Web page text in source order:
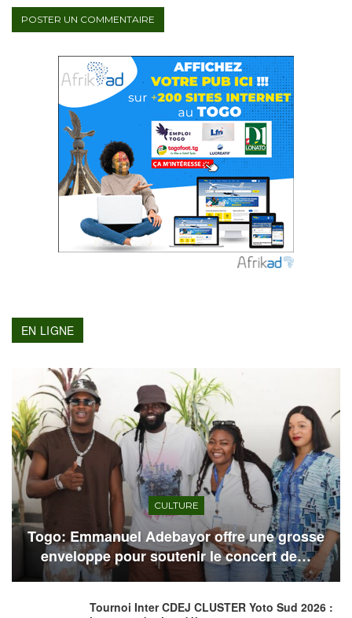
EN LIGNE
CULTURE
Togo: Emmanuel Adebayor offre une grosse
enveloppe pour soutenir le concert de…
Tournoi Inter CDEJ CLUSTER Yoto Sud 2026 :